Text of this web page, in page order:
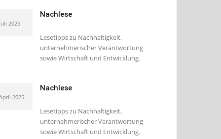
Nachlese
2025
Lesetipps zu Nachhaltigkeit,
unternehmerischer Verantwortung
sowie Wirtschaft und Entwicklung.
Nachlese
2025
Lesetipps zu Nachhaltigkeit,
unternehmerischer Verantwortung
sowie Wirtschaft und Entwicklung.